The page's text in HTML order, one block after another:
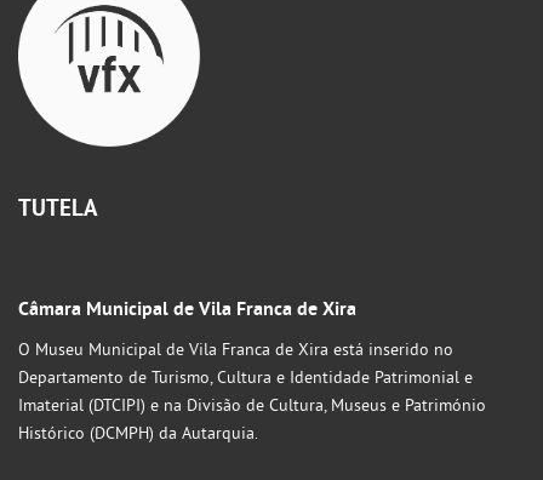
TUTELA
Câmara Municipal de Vila Franca de Xira
O Museu Municipal de Vila Franca de Xira está inserido no
Departamento de Turismo, Cultura e Identidade Patrimonial e
Imaterial (DTCIPI) e na Divisão de Cultura, Museus e Património
Histórico (DCMPH) da Autarquia.